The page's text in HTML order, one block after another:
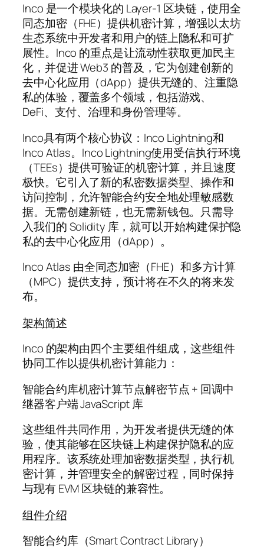
Inco 是一个模块化的 Layer-1 区块链，使用全
同态加密（FHE）提供机密计算，增强以太坊
生态系统中开发者和用户的链上隐私和可扩
展性。Inco 的重点是让流动性获取更加民主
化，并促进 Web3 的普及，它为创建创新的
去中心化应用（dApp）提供无缝的、注重隐
私的体验，覆盖多个领域，包括游戏、
DeFi、支付、治理和身份管理等。
Inco具有两个核心协议：Inco Lightning和
Inco Atlas。Inco Lightning使用受信执行环境
（TEEs）提供可验证的机密计算，并且速度
极快。它引入了新的私密数据类型、操作和
访问控制，允许智能合约安全地处理敏感数
据。无需创建新链，也无需新钱包。只需导
入我们的 Solidity 库，就可以开始构建保护隐
私的去中心化应用（dApp）。
Inco Atlas 由全同态加密（FHE）和多方计算
（MPC）提供支持，预计将在不久的将来发
布。
架构简述
Inco 的架构由四个主要组件组成，这些组件
协同工作以提供机密计算能力：
智能合约库机密计算节点解密节点 + 回调中
继器客户端 JavaScript 库
这些组件共同作用，为开发者提供无缝的体
验，使其能够在区块链上构建保护隐私的应
用程序。该系统处理加密数据类型，执行机
密计算，并管理安全的解密过程，同时保持
与现有 EVM 区块链的兼容性。
组件介绍
智能合约库（Smart Contract Library）